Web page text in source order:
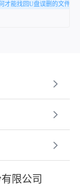
才能找回U盘误删的文件？
限公司